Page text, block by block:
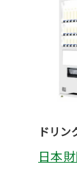
日本
ドリン